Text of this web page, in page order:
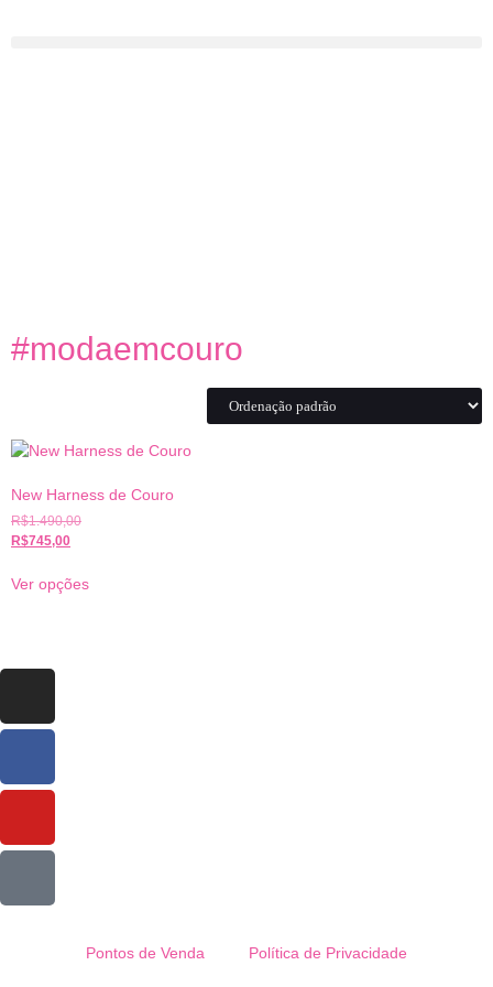
#modaemcouro
New Harness de Couro
R$1.490,00
R$745,00
Ver opções
Pontos de Venda Política de Privacidade